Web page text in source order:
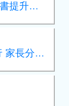
活動花絮 - 「透過閱讀英文圖書提升英文水平」家長講座
活動速報 - 愛與生命 擕手同行 家長分享會